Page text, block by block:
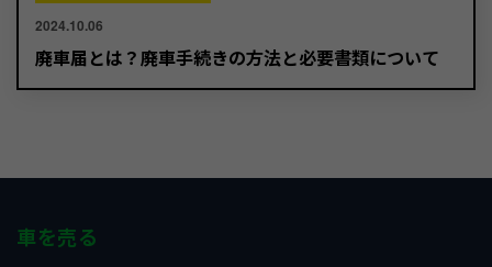
2024.10.06
廃車届とは？廃車手続きの方法と必要書類について
車を売る